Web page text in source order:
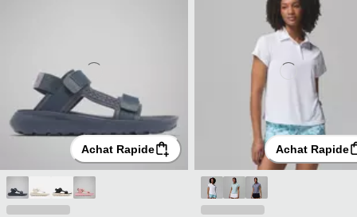
Achat Rapide Achat Rapide